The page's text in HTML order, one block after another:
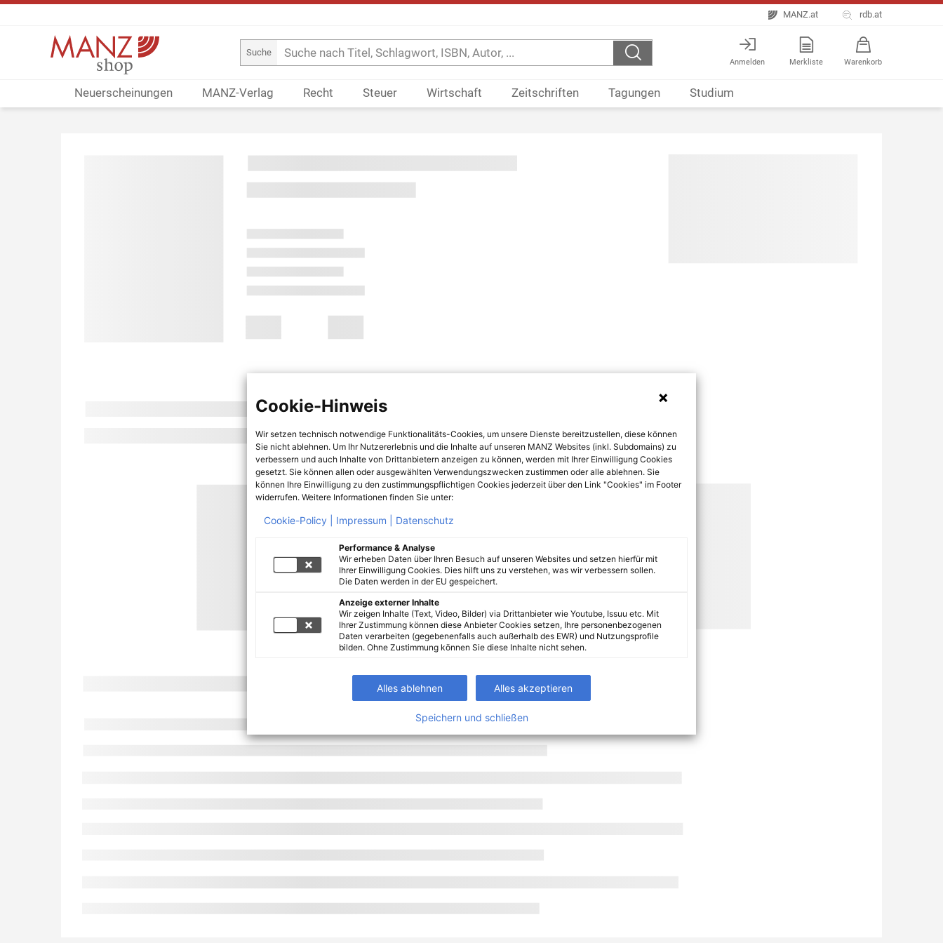
MANZ.at rdb.at
Suche
Anmelden Merkliste Warenkorb
Neuerscheinungen MANZ-Verlag Recht Steuer Wirtschaft Zeitschriften Tagungen Studium
Cookie-Hinweis
Wir setzen technisch notwendige Funktionalitäts-Cookies, um unsere Dienste bereitzustellen, diese können
Sie nicht ablehnen. Um Ihr Nutzererlebnis und die Inhalte auf unseren MANZ Websites (inkl. Subdomains) zu
verbessern und auch Inhalte von Drittanbietern anzeigen zu können, werden mit Ihrer Einwilligung Cookies
gesetzt. Sie können allen oder ausgewählten Verwendungszwecken zustimmen oder alle ablehnen. Sie
können Ihre Einwilligung zu den zustimmungspflichtigen Cookies jederzeit über den Link "Cookies" im Footer
widerrufen. Weitere Informationen finden Sie unter:
Cookie-Policy | Impressum | Datenschutz
Performance & Analyse
Wir erheben Daten über Ihren Besuch auf unseren Websites und setzen hierfür mit
Ihrer Einwilligung Cookies. Dies hilft uns zu verstehen, was wir verbessern sollen.
Die Daten werden in der EU gespeichert.
Anzeige externer Inhalte
Wir zeigen Inhalte (Text, Video, Bilder) via Drittanbieter wie Youtube, Issuu etc. Mit
Ihrer Zustimmung können diese Anbieter Cookies setzen, Ihre personenbezogenen
Daten verarbeiten (gegebenenfalls auch außerhalb des EWR) und Nutzungsprofile
bilden. Ohne Zustimmung können Sie diese Inhalte nicht sehen.
Alles ablehnen Alles akzeptieren
Speichern und schließen